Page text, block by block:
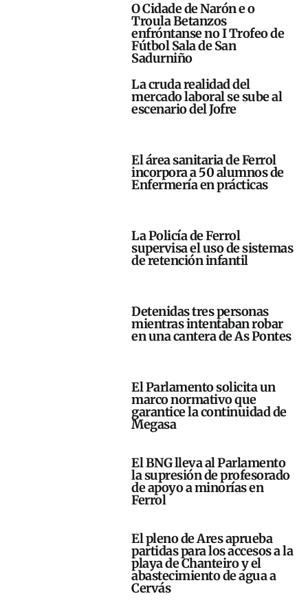
O Cidade de Narón e o
Troula Betanzos
enfróntanse no I Trofeo de
Fútbol Sala de San
Sadurniño
La cruda realidad del
mercado laboral se sube al
escenario del Jofre
El área sanitaria de Ferrol
incorpora a 50 alumnos de
Enfermería en prácticas
La Policía de Ferrol
supervisa el uso de sistemas
de retención infantil
Detenidas tres personas
mientras intentaban robar
en una cantera de As Pontes
El Parlamento solicita un
marco normativo que
garantice la continuidad de
Megasa
El BNG lleva al Parlamento
la supresión de profesorado
de apoyo a minorías en
Ferrol
El pleno de Ares aprueba
partidas para los accesos a la
playa de Chanteiro y el
abastecimiento de agua a
Cervás